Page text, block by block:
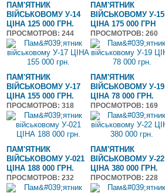
ПАМ'ЯТНИК
ВІЙСЬКОВОМУ У-14
ЦІНА 125 000 ГРН.
ПРОСМОТРОВ: 244
ПАМ'ЯТНИК
ВІЙСЬКОВОМУ У-15
ЦІНА 175 000 ГРН
ПРОСМОТРОВ: 260
ПАМ'ЯТНИК
ВІЙСЬКОВОМУ У-17
ЦІНА 155 000 ГРН.
ПРОСМОТРОВ: 318
ПАМ'ЯТНИК
ВІЙСЬКОВОМУ У-19
ЦІНА 78 000 ГРН.
ПРОСМОТРОВ: 169
ПАМ'ЯТНИК
ВІЙСЬКОВОМУ У-021
ЦІНА 188 000 ГРН.
ПРОСМОТРОВ: 232
ПАМ'ЯТНИК
ВІЙСЬКОВОМУ У-22
ЦІНА 380 000 ГРН.
ПРОСМОТРОВ: 228